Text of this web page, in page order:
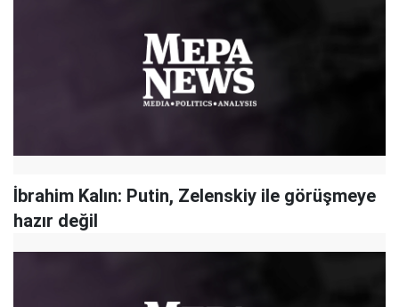
İbrahim Kalın: Putin, Zelenskiy ile görüşmeye
hazır değil